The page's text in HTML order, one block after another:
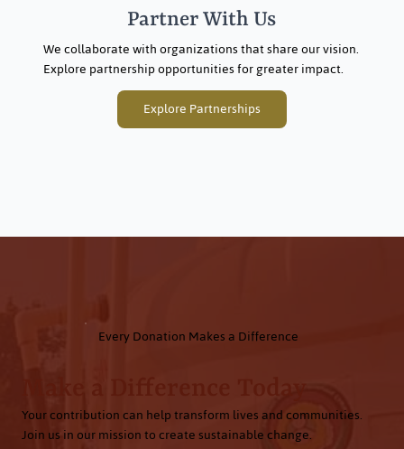
Partner With Us
We collaborate with organizations that share our vision.
Explore partnership opportunities for greater impact.
Explore Partnerships
Every Donation Makes a Difference
Your contribution can help transform lives and communities.
Join us in our mission to create sustainable change.